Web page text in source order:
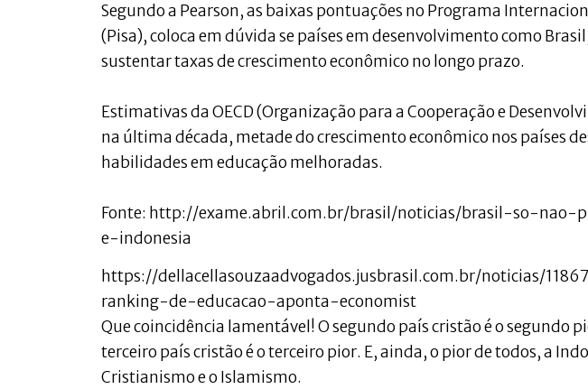
Segundo a Pearson, as baixas pontuações no Programa
(Pisa), coloca em dúvida se países em desenvolvimento como
sustentar taxas de crescimento econômico no longo prazo.
Estimativas da OECD (Organização para a Cooperação e
na última década, metade do crescimento econômico nos países
habilidades em educação melhoradas.
Fonte: http://exame.abril.com.br/brasil/noticias/brasil-so-
e-indonesia
https://dellacellasouzaadvogados.jusbrasil.com.br/noticias/
ranking-de-educacao-aponta-economist
Que coincidência lamentável! O segundo país cristão é o segundo
terceiro país cristão é o terceiro pior. E, ainda, o pior de todos, a
Cristianismo e o Islamismo.